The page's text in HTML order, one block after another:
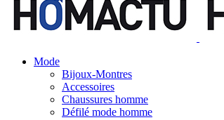
Mode
Bijoux-Montres
Accessoires
Chaussures homme
Défilé mode homme